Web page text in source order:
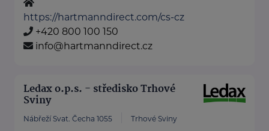
https://hartmanndirect.com/cs-cz
+420 800 100 150
info@hartmanndirect.cz
Ledax o.p.s. - středisko Trhové
Sviny
Nábřeží Svat. Čecha 1055 Trhové Sviny